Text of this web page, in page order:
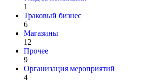
1
Траковый бизнес
6
Магазины
12
Прочее
9
Организация мероприятий
4